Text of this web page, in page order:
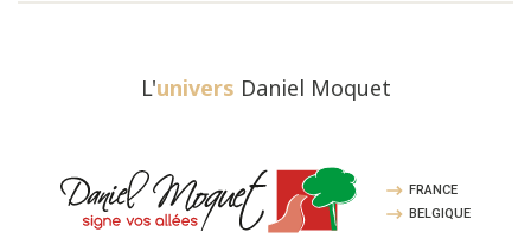
L'univers Daniel Moquet
FRANCE
BELGIQUE